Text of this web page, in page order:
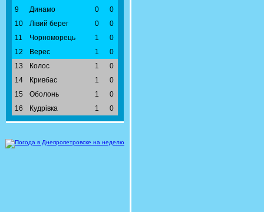
9
Динамо 0
0
10
Лівий берег 0
0
11
Чорноморець 1
0
12
Верес 1
0
13
Колос 1
0
14
Кривбас 1
0
15
Оболонь 1
0
16
Кудрівка 1 0